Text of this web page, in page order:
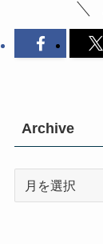
Archive
Archive